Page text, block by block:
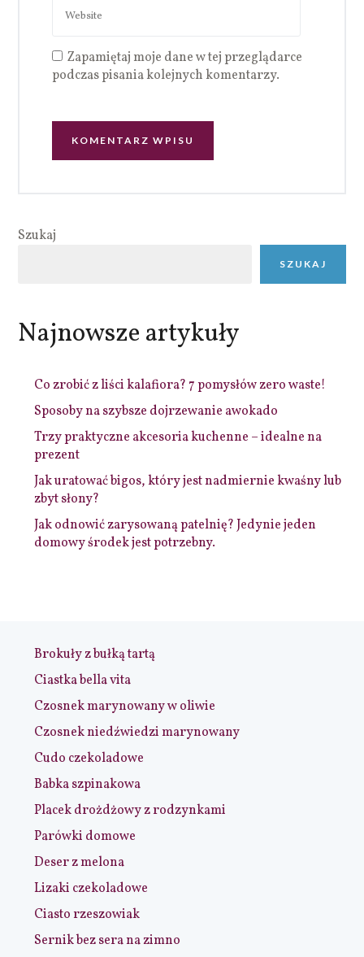
Zapamiętaj moje dane w tej przeglądarce
podczas pisania kolejnych komentarzy.
Szukaj
SZUKAJ
Najnowsze artykuły
Co zrobić z liści kalafiora? 7 pomysłów zero waste!
Sposoby na szybsze dojrzewanie awokado
Trzy praktyczne akcesoria kuchenne – idealne na
prezent
Jak uratować bigos, który jest nadmiernie kwaśny lub
zbyt słony?
Jak odnowić zarysowaną patelnię? Jedynie jeden
domowy środek jest potrzebny.
Brokuły z bułką tartą
Ciastka bella vita
Czosnek marynowany w oliwie
Czosnek niedźwiedzi marynowany
Cudo czekoladowe
Babka szpinakowa
Placek drożdżowy z rodzynkami
Parówki domowe
Deser z melona
Lizaki czekoladowe
Ciasto rzeszowiak
Sernik bez sera na zimno